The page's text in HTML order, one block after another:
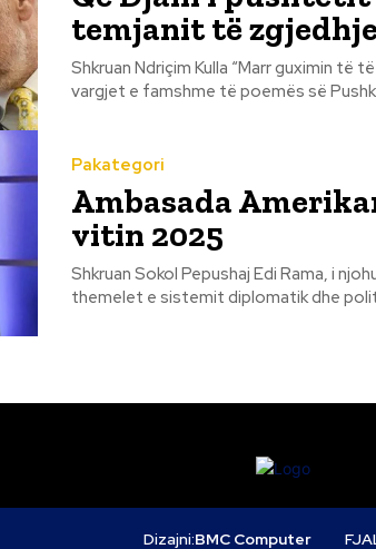
temjanit të
Shkruan Ndriçim Kulla “Marr guximin të të shkruaj, tjetër ç’do veç shpirtit tim?” – Janë dy
vargjet e famshme të poemës së
Pakategori
Ambasada
vitin 2025
Shkruan Sokol Pepushaj Edi Rama, i njohur si mafiozi që ka sulmuar, infektuar dhe destabilizuar
themelet e sistemit diplomatik dhe
Dizajni:BMC Computer